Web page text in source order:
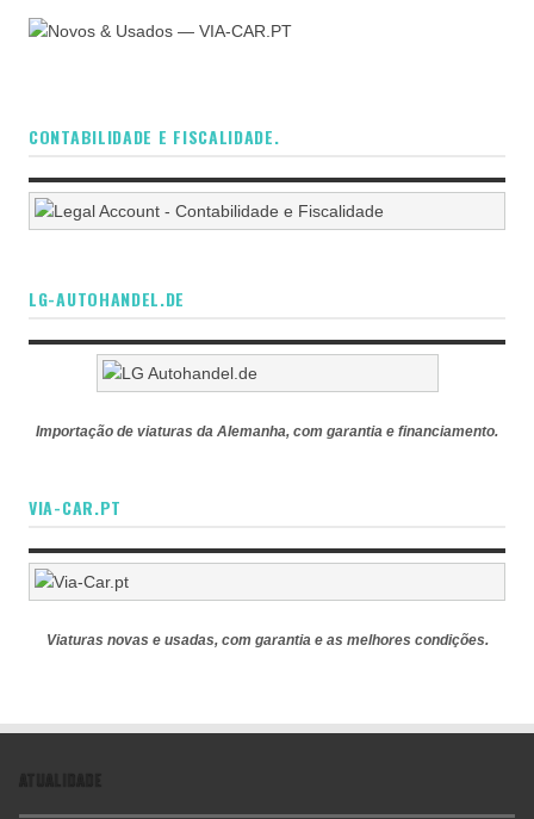
CONTABILIDADE E FISCALIDADE.
LG-AUTOHANDEL.DE
Importação de viaturas da Alemanha, com garantia e financiamento.
VIA-CAR.PT
Viaturas novas e usadas, com garantia e as melhores condições.
ATUALIDADE